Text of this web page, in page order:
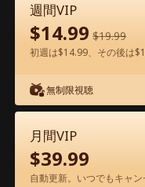
週間VIP
$14.99 $19.99
初週は$14.99、その後は
無制限視聴
月間VIP
$39.99
自動更新。いつでもキャ